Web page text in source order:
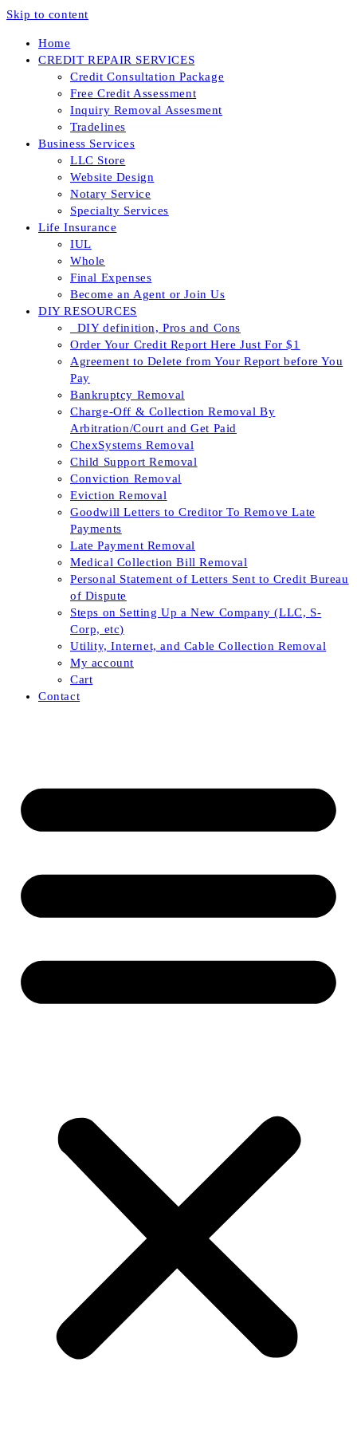
Skip to content
Home
CREDIT REPAIR SERVICES
Credit Consultation Package
Free Credit Assessment
Inquiry Removal Assesment
Tradelines
Business Services
LLC Store
Website Design
Notary Service
Specialty Services
Life Insurance
IUL
Whole
Final Expenses
Become an Agent or Join Us
DIY RESOURCES
_DIY definition, Pros and Cons
Order Your Credit Report Here Just For $1
Agreement to Delete from Your Report before You
Pay
Bankruptcy Removal
Charge-Off & Collection Removal By
Arbitration/Court and Get Paid
ChexSystems Removal
Child Support Removal
Conviction Removal
Eviction Removal
Goodwill Letters to Creditor To Remove Late
Payments
Late Payment Removal
Medical Collection Bill Removal
Personal Statement of Letters Sent to Credit Bureau
of Dispute
Steps on Setting Up a New Company (LLC, S-
Corp, etc)
Utility, Internet, and Cable Collection Removal
My account
Cart
Contact